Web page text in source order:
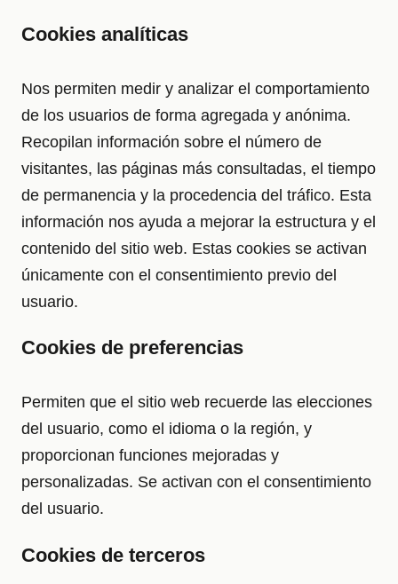
Cookies analíticas
Nos permiten medir y analizar el comportamiento
de los usuarios de forma agregada y anónima.
Recopilan información sobre el número de
visitantes, las páginas más consultadas, el tiempo
de permanencia y la procedencia del tráfico. Esta
información nos ayuda a mejorar la estructura y el
contenido del sitio web. Estas cookies se activan
únicamente con el consentimiento previo del
usuario.
Cookies de preferencias
Permiten que el sitio web recuerde las elecciones
del usuario, como el idioma o la región, y
proporcionan funciones mejoradas y
personalizadas. Se activan con el consentimiento
del usuario.
Cookies de terceros